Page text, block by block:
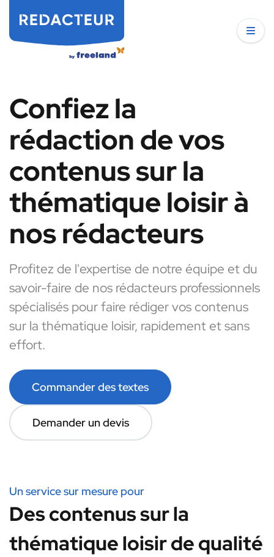
Confiez la
rédaction de vos
contenus sur la
thématique loisir à
nos rédacteurs
Profitez de l'expertise de notre équipe et du
savoir-faire de nos rédacteurs professionnels
spécialisés pour faire rédiger vos contenus
sur la thématique loisir, rapidement et sans
effort.
Commander des textes
Demander un devis
Un service sur mesure pour
Des contenus sur la
thématique loisir de qualité